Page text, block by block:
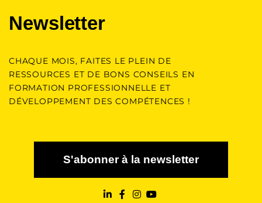
Newsletter
CHAQUE MOIS, FAITES LE PLEIN DE
RESSOURCES ET DE BONS CONSEILS EN
FORMATION PROFESSIONNELLE ET
DÉVELOPPEMENT DES COMPÉTENCES !
S'abonner à la newsletter